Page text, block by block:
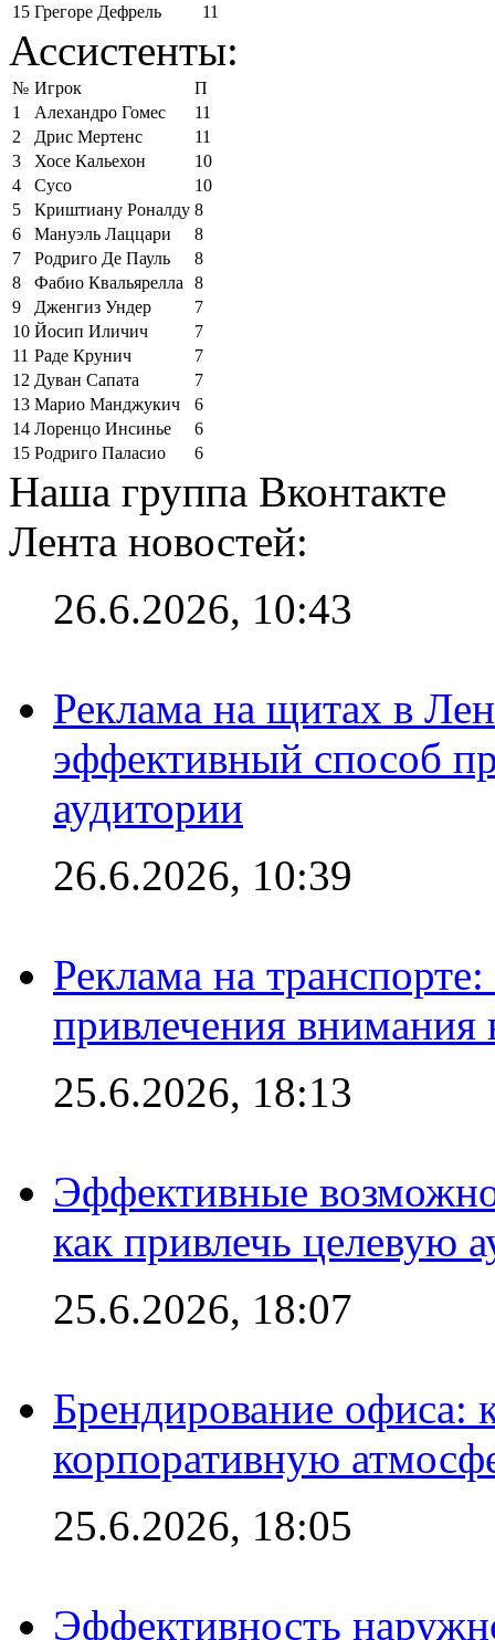
15 Грегоре Дефрель 11
Ассистенты:
№ Игрок
П
1
Алехандро Гомес
11
2
Дрис Мертенс
11
3
Хосе Кальехон
10
4
Сусо
10
5
Криштиану Роналду 8
6
Мануэль Лаццари
8
7
Родриго Де Пауль
8
8
Фабио Квальярелла
8
9
Дженгиз Ундер
7
10 Йосип Иличич
7
11 Раде Крунич
7
12 Дуван Сапата
7
13 Марио Манджукич
6
14 Лоренцо Инсинье
6
15 Родриго Паласио 6
Наша группа Вконтакте
Лента новостей:
26.6.2026, 10:43
Реклама на щитах в
эффективный способ
аудитории
26.6.2026, 10:39
Реклама на
привлечения внимания
25.6.2026, 18:13
Эффективные
как привлечь целевую
25.6.2026, 18:07
Брендирование офиса:
корпоративную
25.6.2026, 18:05
Эффективность